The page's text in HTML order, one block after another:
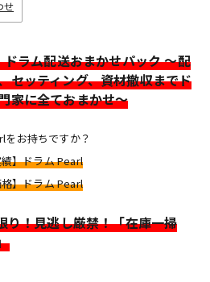
せ
ラム配送おまかせパック ～配
セッティング、資材撤収までド
家に全ておまかせ～
をお持ちですか？
】ドラム Pearl
】ドラム Pearl
り！見逃し厳禁！「在庫一掃